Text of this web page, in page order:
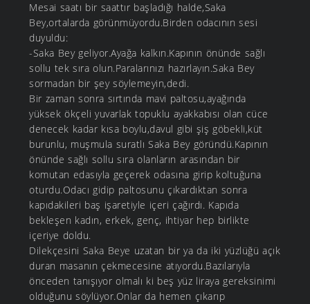
Mesai saatı bir saattır başladığı halde,Saka
Bey,ortalarda görünmüyordu.Birden odacının sesi
duyuldu:
-Saka Bey geliyor.Ayağa kalkın.Kapının önünde sağlı
sollu tek sıra olun.Paralarınızı hazırlayın.Saka Bey
sormadan bir şey söylemeyin,dedi.
Bir zaman sonra sırtında mavi paltosu,ayağında
yüksek ökçeli yuvarlak topuklu ayakkabısı olan cüce
denecek kadar kısa boylu,davul gibi şiş göbekli,küt
burunlu, muşmula suratlı Saka Bey göründü.Kapının
önünde sağlı sollu sıra olanların arasından bir
komutan edasıyla geçerek odasına girip koltuğuna
oturdu.Odacı gidip paltosunu çıkardıktan sonra
kapıdakileri baş işaretiyle içeri çağırdı. Kapıda
bekleşen kadın, erkek, genç, ihtiyar hep birlikte
içeriye doldu.
Dilekçesini Saka Beye uzatan bir ya da iki yüzlüğü açık
duran masanın çekmecesine atıyordu.Bazılarıyla
önceden tanışıyor olmalı ki beş yüz liraya gereksinimi
olduğunu söylüyor.Onlar da hemen çıkarıp